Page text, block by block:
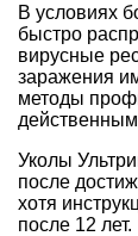
В условиях
быстро
вирусные
заражения
методы
Уколы
после
хотя
после 12 лет.